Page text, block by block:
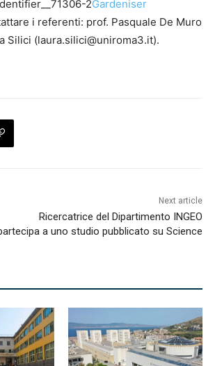
2Gardeniser
i referenti: prof. Pasquale De Muro
Silici (laura.silici@uniroma3.it).
Next article
Ricercatrice del Dipartimento INGEO
a uno studio pubblicato su Science